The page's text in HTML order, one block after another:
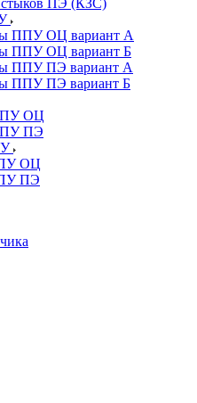
стыков ПЭ (КЗС)
ППУ ОЦ вариант А
ППУ ОЦ вариант Б
ППУ ПЭ вариант А
ППУ ПЭ вариант Б
ОЦ
ПЭ
ОЦ
ПЭ